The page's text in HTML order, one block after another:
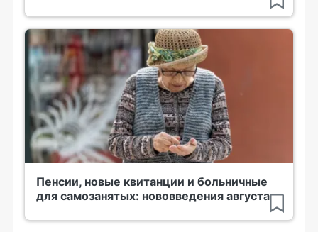
Пенсии, новые квитанции и больничные
для самозанятых: нововведения августа